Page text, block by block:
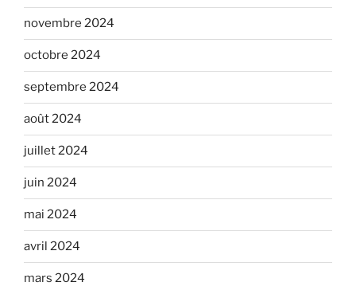
novembre 2024
octobre 2024
septembre 2024
août 2024
juillet 2024
juin 2024
mai 2024
avril 2024
mars 2024